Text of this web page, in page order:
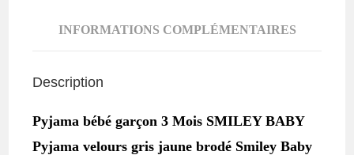
INFORMATIONS COMPLÉMENTAIRES
Description
Pyjama bébé garçon 3 Mois SMILEY BABY
Pyjama velours gris jaune brodé Smiley Baby